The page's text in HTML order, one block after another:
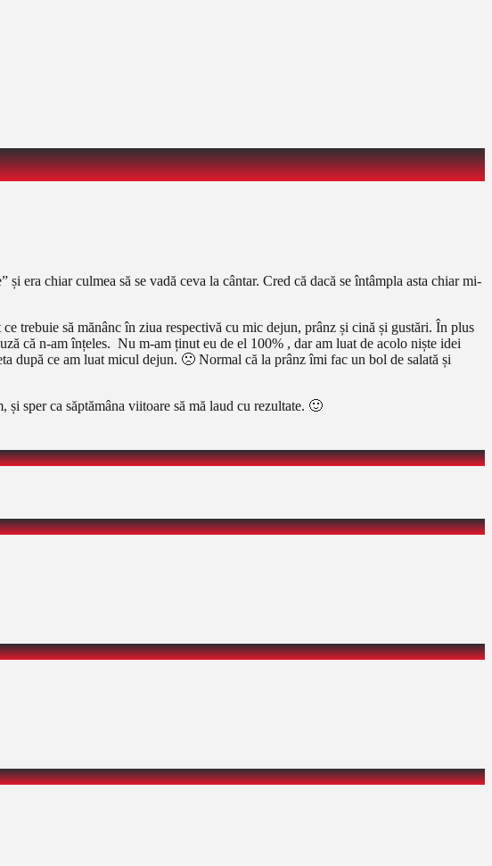
era chiar culmea să se vadă ceva la cântar. Cred că dacă se întâmpla asta chiar mi-
trebuie să mănânc în ziua respectivă cu mic dejun, prânz și cină și gustări. În plus
că n-am înțeles. Nu m-am ținut eu de el 100% , dar am luat de acolo niște idei
după ce am luat micul dejun. 🙁 Normal că la prânz îmi fac un bol de salată și
sper ca săptămâna viitoare să mă laud cu rezultate. 🙂